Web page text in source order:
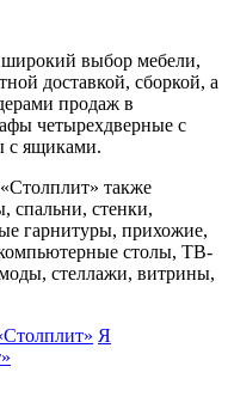
широкий выбор мебели,
доставкой, сборкой, а
продаж в
четырехдверные с
с ящиками.
также
спальни, стенки,
гарнитуры, прихожие,
столы, ТВ-
стеллажи, витрины,
Я